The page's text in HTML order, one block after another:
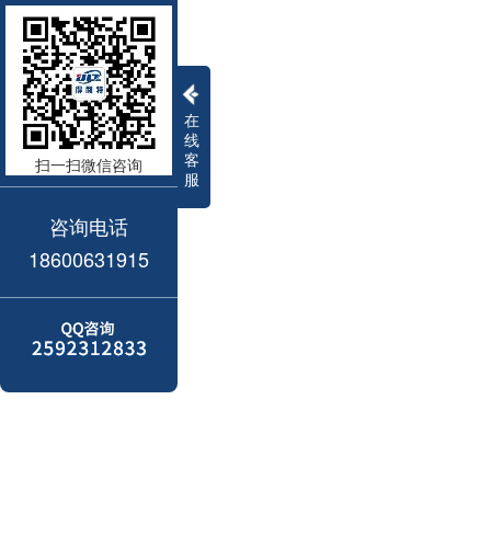
在
线
客
服
扫一扫微信咨询
咨询电话
18600631915